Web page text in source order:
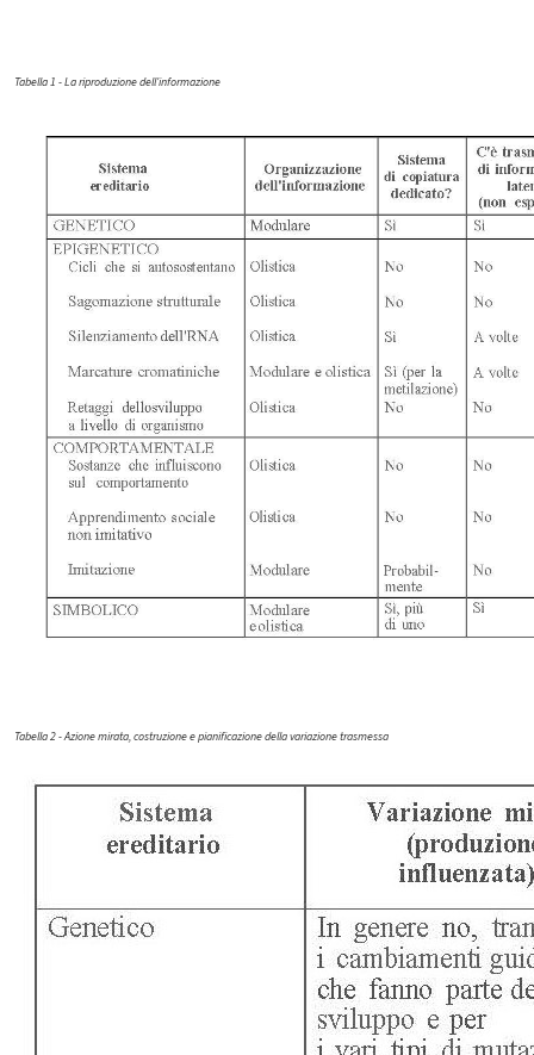
Tabella 1 - La riproduzione dell'informazione
Tabella 2 - Azione mirata, costruzione e pianificazione della variazione trasmessa